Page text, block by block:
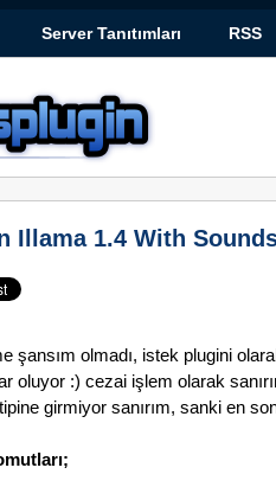
Server Tanıtımları RSS
Illama 1.4 With
şansım olmadı, istek plugini
oluyor :) cezai işlem olarak
girmiyor sanırım, sanki en